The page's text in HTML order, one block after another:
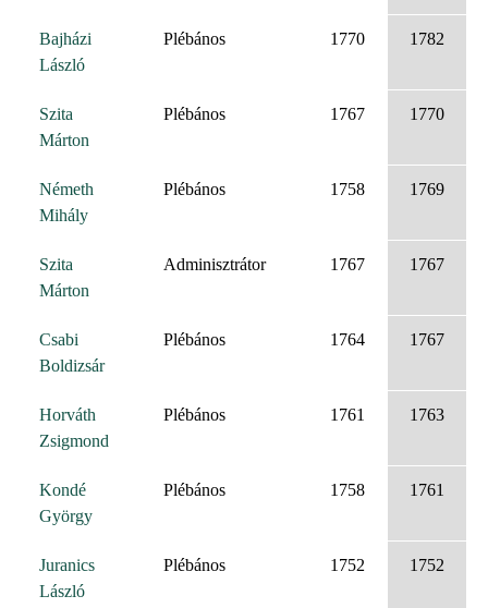
Bajházi
László
Plébános 1770 1782
Szita
Márton
Plébános 1767 1770
Németh
Mihály
Plébános 1758 1769
Szita
Márton
Adminisztrátor 1767 1767
Csabi
Boldizsár
Plébános 1764 1767
Horváth
Zsigmond
Plébános 1761 1763
Kondé
György
Plébános 1758 1761
Juranics
László
Plébános 1752 1752